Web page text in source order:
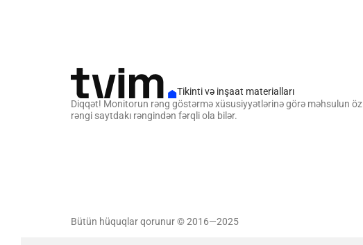
Tikinti və inşaat materialları
Diqqət! Monitorun rəng göstərmə xüsusiyyətlərinə görə məhsulun öz
rəngi saytdakı rəngindən fərqli ola bilər.
Bütün hüquqlar qorunur © 2016—2025